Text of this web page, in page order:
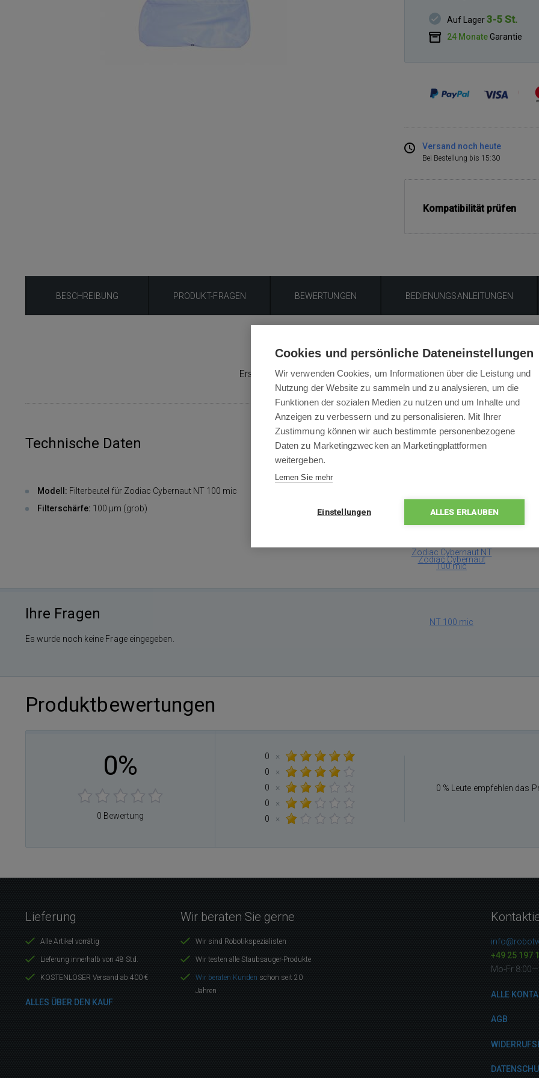
Auf Lager3-5 St.
24 MonateGarantie
Versand noch heute
Bei Bestellung bis 15:30
Kompatibilität prüfen
BESCHREIBUNG PRODUKT-FRAGEN BEWERTUNGEN BEDIENUNGSANLEITUNGEN
Produktbeschreibung
Ersatz Filterbeutel für Zodiac Cybernaut NT Serie mit 100 Mikron
Technische Daten
Modell: Filterbeutel für Zodiac Cybernaut NT 100 mic
Filterschärfe: 100 µm (grob)
Packungsinhalt
Zodiac Cybernaut NT
100 mic
Ihre Fragen
Es wurde noch keine Frage eingegeben.
Produktbewertungen
0%
0 Bewertung
0
×
0
×
0
×
0
×
0
×
0 % Leute empfehlen das
Lieferung
Alle Artikel vorrätig
Lieferung innerhalb von 48 Std.
KOSTENLOSER Versand ab 400 €
ALLES ÜBER DEN KAUF
Wir beraten Sie gerne
Wir sind Robotikspezialisten
Wir testen alle Staubsauger-Produkte
Wir beraten Kunden schon seit 20
Jahren
+49 25 197
Mo-Fr
ALLE
AGB
Cookies und persönliche Dateneinstellungen
Wir verwenden Cookies, um Informationen über die Leistung und
Nutzung der Website zu sammeln und zu analysieren, um die
Funktionen der sozialen Medien zu nutzen und um Inhalte und
Anzeigen zu verbessern und zu personalisieren. Mit Ihrer
Zustimmung können wir auch bestimmte personenbezogene
Daten zu Marketingzwecken an Marketingplattformen
weitergeben.
Lernen Sie mehr
Einstellungen ALLES ERLAUBEN